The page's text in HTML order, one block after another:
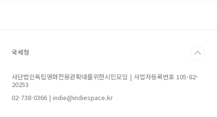
국세청
사단법인독립영화전용관확대를위한시민모임 | 사업자등록번호 105-82-
20253
02-738-0366 | indie@indiespace.kr